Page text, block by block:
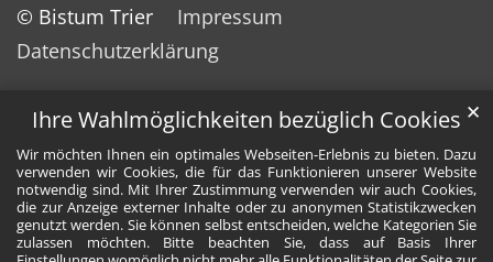
Ihre Wahlmöglichkeiten bezüglich Cookies
Wir möchten Ihnen ein optimales Webseiten-Erlebnis zu bieten. Dazu
verwenden wir Cookies, die für das Funktionieren unserer Website
notwendig sind. Mit Ihrer Zustimmung verwenden wir auch Cookies,
die zur Anzeige externer Inhalte oder zu anonymen Statistikzwecken
genutzt werden. Sie können selbst entscheiden, welche Kategorien Sie
zulassen möchten. Bitte beachten Sie, dass auf Basis Ihrer
✕
© Bistum Trier
Impressum
Datenschutzerklärung